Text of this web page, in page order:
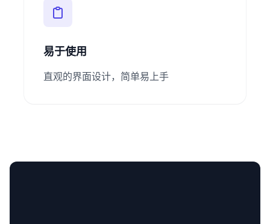
易于使用
直观的界面设计，简单易上手